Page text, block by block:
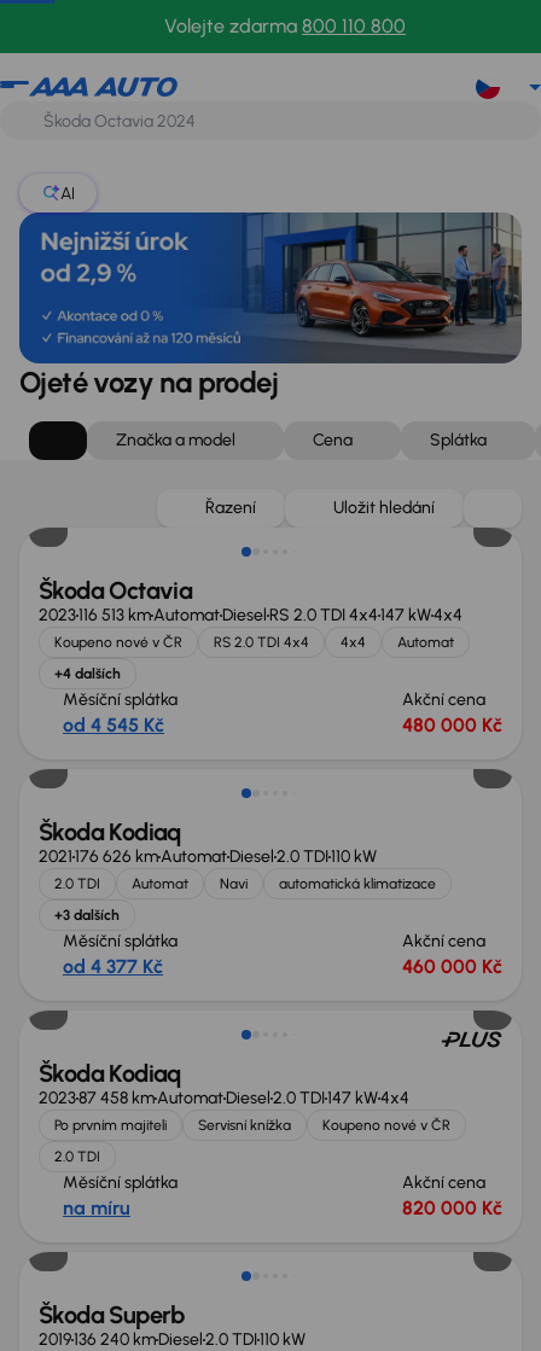
Volejte zdarma 800 110 800
AI
Ojeté vozy na prodej
Značka a model Cena Splátka
Řazení Uložit hledání
Zlevněno o 75 000 Kč
Škoda Octavia
2023116 513 kmAutomatDiesel RS 2.0 TDI 4x4147 kW4x4
Koupeno nové v ČR RS 2.0 TDI 4x4 4x4
Automat
+4 dalších
Měsíční splátka
od 4 545 Kč
Akční cena
480 000 Kč
Škoda Kodiaq
2021176 626 kmAutomatDiesel2.0 TDI110 kW
2.0 TDI Automat Navi
automatická klimatizace
+3 dalších
Měsíční splátka
od 4 377 Kč
Akční cena
460 000 Kč
Nově v nabídce
Škoda Kodiaq
202387 458 kmAutomatDiesel2.0 TDI147 kW4x4
Po prvním majiteli Servisní knížka
Koupeno nové v ČR
2.0 TDI
Měsíční splátka
na míru
Akční cena
820 000 Kč
Nově v nabídce
Škoda Superb
2019136 240 kmDiesel2.0 TDI110 kW